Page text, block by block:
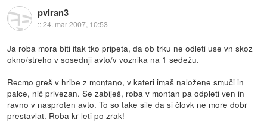
pviran3
::24. mar 2007, 10:53
Ja roba mora biti itak tko pripeta, da ob trku ne odleti use vn skoz
okno/streho v sosednji avto/v voznika na 1 sedežu.
Recmo greš v hribe z montano, v kateri imaš naložene smuči in
palce, nič privezan. Se zabiješ, roba v montan pa odpleti ven in
ravno v nasproten avto. To so take sile da si človk ne more dobr
prestavlat. Roba kr leti po zrak!